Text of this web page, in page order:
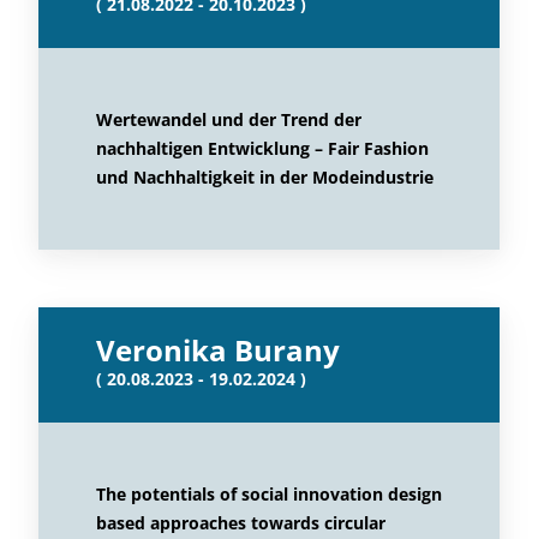
Wertewandel und der Trend der
nachhaltigen Entwicklung – Fair Fashion
und Nachhaltigkeit in der Modeindustrie
Veronika Burany
( 20.08.2023 - 19.02.2024 )
The potentials of social innovation design
based approaches towards circular